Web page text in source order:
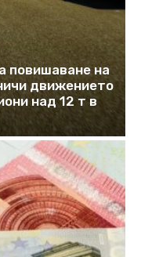
повишаване на
движението
над 12 т в